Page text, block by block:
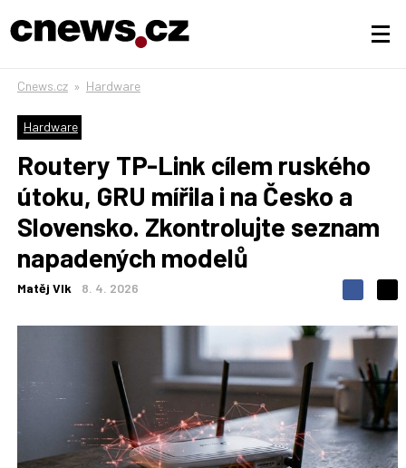
Cnews.cz » Hardware
Hardware
Routery TP-Link cílem ruského
útoku, GRU mířila i na Česko a
Slovensko. Zkontrolujte seznam
napadených modelů
Matěj Vlk 8. 4. 2026
S
d
í
l
e
t
S
l
e
t
a
í
j
n
a
s